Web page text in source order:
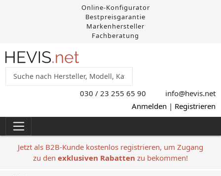
Online-Konfigurator
Bestpreisgarantie
Markenhersteller
Fachberatung
030 / 23 255 65 90 info@hevis.net
Anmelden | Registrieren
Jetzt als B2B-Kunde kostenlos registrieren, um Zugang
zu den exklusiven Rabatten zu bekommen!